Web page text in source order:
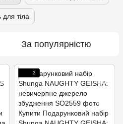
тіла
За популярністю
3